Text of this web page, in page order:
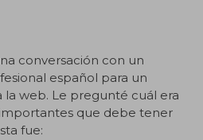
conversación con un
español para un
web. Le pregunté cuál era
que debe tener
fue: